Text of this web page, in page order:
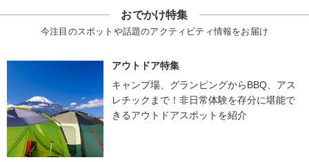
おでかけ特集
今注目のスポットや話題のアクティビティ情報をお届け
アウトドア特集
キャンプ場、グランピングからBBQ、アス
レチックまで！非日常体験を存分に堪能で
きるアウトドアスポットを紹介